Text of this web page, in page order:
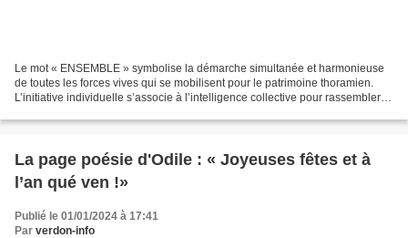
Le mot « ENSEMBLE » symbolise la démarche simultanée et harmonieuse
de toutes les forces vives qui se mobilisent pour le patrimoine thoramien.
L’initiative individuelle s’associe à l’intelligence collective pour rassembler
La page poésie d'Odile : « Joyeuses fêtes et à
l’an qué ven !»
Publié le 01/01/2024 à 17:41
Par verdon-info